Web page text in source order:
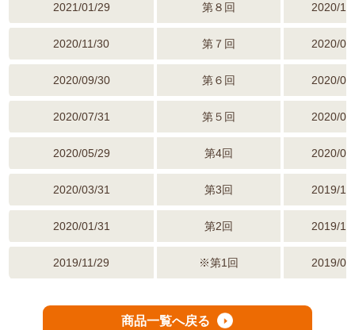
2021/01/29 第８回 2020/
2020/11/30 第７回 2020/
2020/09/30 第６回 2020/
2020/07/31 第５回 2020/
2020/05/29 第4回 2020/
2020/03/31 第3回 2019/
2020/01/31 第2回 2019/
2019/11/29 ※第1回 2019/
商品一覧へ戻る